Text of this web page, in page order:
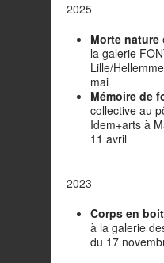
2025
Morte nature
la galerie
Lille/
mai
Mémoire de
collective au
Idem+arts à
11 avril
2023
Corps en
à la galerie
du 17